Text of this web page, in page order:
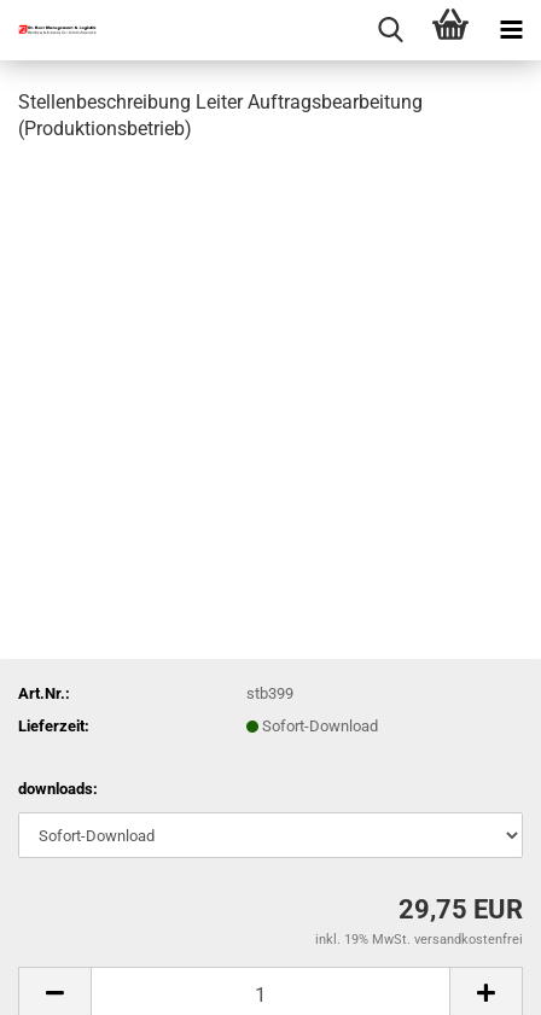
Stellenbeschreibung Leiter Auftragsbearbeitung
(Produktionsbetrieb)
Art.Nr.:
stb399
Lieferzeit:
Sofort-Download
downloads:
29,75 EUR
inkl. 19% MwSt. versandkostenfrei